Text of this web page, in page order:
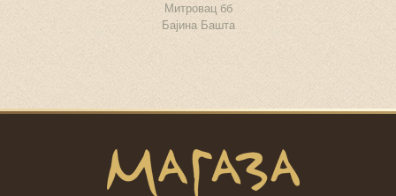
Митровац бб
Бајина Башта